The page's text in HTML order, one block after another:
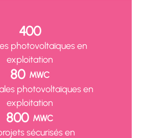
400
photovoltaïques en
exploitation
80 MWC
photovoltaïques en
exploitation
800 MWC
sécurisés en